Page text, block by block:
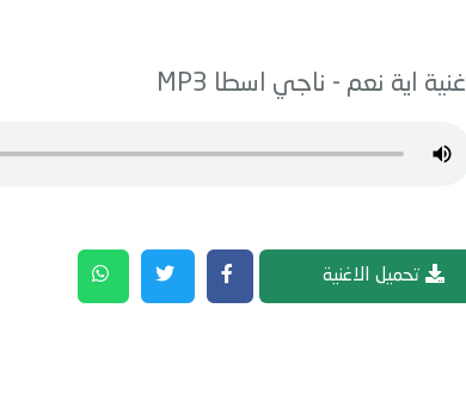
اغنية اية نعم - ناجي اسطا
تحميل الاغنية